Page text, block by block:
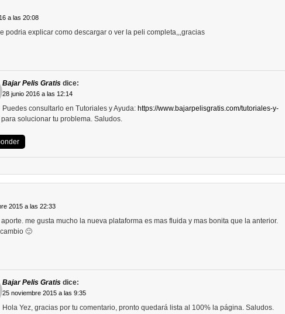
a las 20:08
podria explicar como descargar o ver la peli completa,,,gracias
Bajar Pelis Gratis dice:
28 junio 2016 a las 12:14
Puedes consultarlo en Tutoriales y Ayuda: https://www.bajarpelisgratis.com/tutoriales-y-
para solucionar tu problema. Saludos.
2015 a las 22:33
me gusta mucho la nueva plataforma es mas fluida y mas bonita que la anterior.
🙂
Bajar Pelis Gratis dice:
25 noviembre 2015 a las 9:35
Hola Yez, gracias por tu comentario, pronto quedará lista al 100% la página. Saludos.